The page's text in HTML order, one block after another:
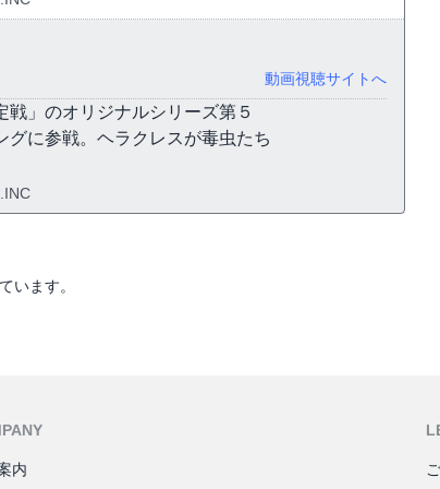
動画視聴サイトへ
」のオリジナルシリーズ第５
に参戦。ヘラクレスが毒虫たち
います。
内